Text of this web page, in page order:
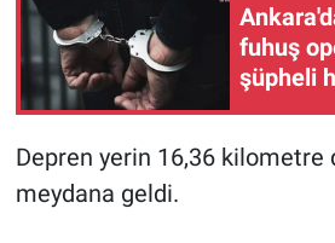
fuhuş
şüpheli
Depren yerin 16,36 kilometre
meydana geldi.
İlan
Kimdir
Koronavirüs